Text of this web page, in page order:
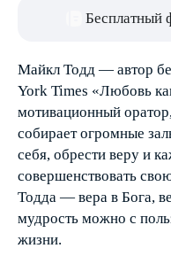
Бесплатный
Майкл Тодд — автор
York Times «Любовь
мотивационный
собирает огромные
себя, обрести веру и
совершенствовать
Тодда — вера в Бога,
мудрость можно с
жизни.